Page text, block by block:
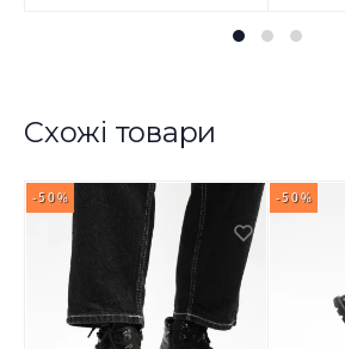
Схожі товари
-50% -50%